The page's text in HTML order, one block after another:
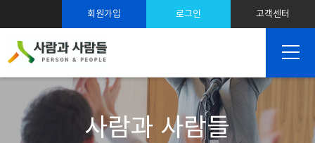
회원가입 로그인 고객센터
사람과 사람들